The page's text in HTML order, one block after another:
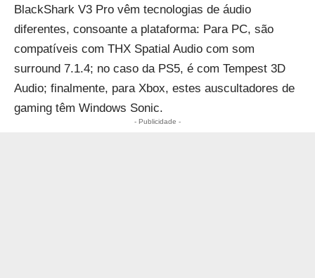
BlackShark V3 Pro vêm tecnologias de áudio
diferentes, consoante a plataforma: Para PC, são
compatíveis com THX Spatial Audio com som
surround 7.1.4; no caso da PS5, é com Tempest 3D
Audio; finalmente, para Xbox, estes auscultadores de
gaming têm Windows Sonic.
- Publicidade -